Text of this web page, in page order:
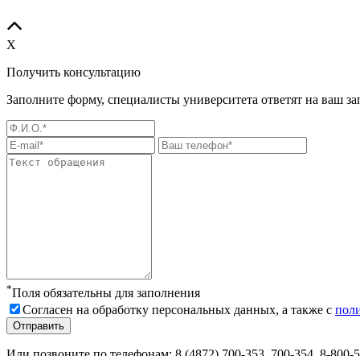
X
Получить консультацию
Заполните форму, специалисты университета ответят на ваш
*Поля обязательны для заполнения
Согласен на обработку персональных данных, а также с